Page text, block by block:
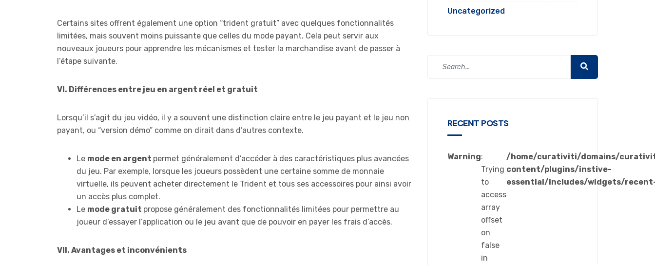
Certains sites offrent également une option “trident gratuit” avec quelques fonctionnalités
limitées, mais souvent moins puissante que celles du mode payant. Cela peut servir aux
nouveaux joueurs pour apprendre les mécanismes et tester la marchandise avant de passer à
l’étape suivante.
VI. Différences entre jeu en argent réel et gratuit
Lorsqu’il s’agit du jeu vidéo, il y a souvent une distinction claire entre le jeu payant et le jeu non
payant, ou “version démo” comme on dirait dans d’autres contexte.
Le mode en argent permet généralement d’accéder à des caractéristiques plus avancées
du jeu. Par exemple, lorsque les joueurs possèdent une certaine somme de monnaie
virtuelle, ils peuvent acheter directement le Trident et tous ses accessoires pour ainsi avoir
un accès plus complet.
Le mode gratuit propose généralement des fonctionnalités limitées pour permettre au
joueur d’essayer l’application ou le jeu avant que de pouvoir en payer les frais d’accès.
VII. Avantages et inconvénients
Uncategorized
RECENT POSTS
Warning:
Trying
to
access
array
offset
on
false
in
/home/curativiti/domains/
content/plugins/instive-
essential/includes/widgets/